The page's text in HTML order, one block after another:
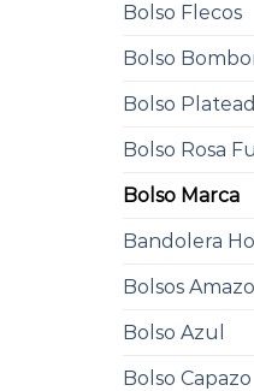
Bolso Flecos
Bolso
Bolso
Bolso Rosa
Bolso Marca
Bandolera
Bolsos
Bolso Azul
Bolso Capazo